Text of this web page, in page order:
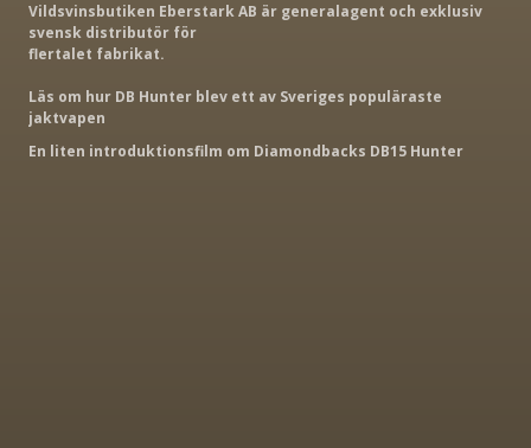
Vildsvinsbutiken Eberstark AB är generalagent och exklusiv
svensk distributör för
flertalet fabrikat.
Läs om hur DB Hunter blev ett av Sveriges populäraste
jaktvapen
En liten introduktionsfilm om Diamondbacks DB15 Hunter